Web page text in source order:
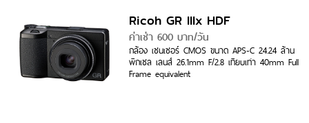
Ricoh GR IIIx HDF
ค่าเช่า 600 บาท/วัน
กล้อง เซนเซอร์ CMOS ขนาด APS-C 24.24 ล้าน
พิกเซล เลนส์ 26.1mm F/2.8 เทียบเท่า 40mm Full
Frame equivalent